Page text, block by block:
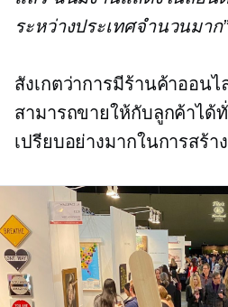
ระหว่างประเทศจำนวนมาก”
สังเกตว่าการมีร้านค้าออน
สามารถขายให้กับลูกค้าได้
เปรียบอย่างมากในการสร้